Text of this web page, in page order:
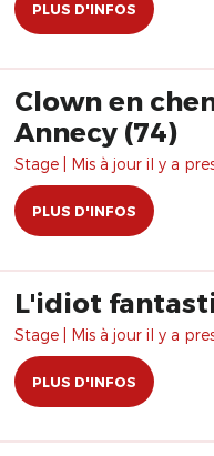
PLUS D'INFOS
Clown en
Annecy (74)
Stage | Mis à jour il y a
PLUS D'INFOS
L'idiot
Stage | Mis à jour il y a
PLUS D'INFOS